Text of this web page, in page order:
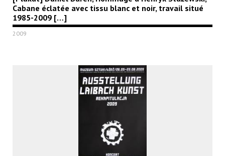
Cabane éclatée avec tissu blanc et noir, travail situé
1985-2009 […]
2009